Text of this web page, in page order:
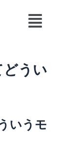
メ
ニ
どうい
いうモ